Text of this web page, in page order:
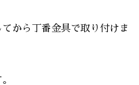
から丁番金具で取り付けま